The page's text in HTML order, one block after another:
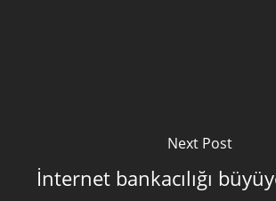
Next Post
İnternet bankacılığı